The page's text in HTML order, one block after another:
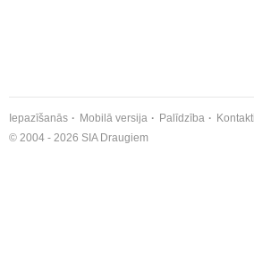
Iepazīšanās Mobilā versija Palīdzība Kontakti
© 2004 - 2026 SIA Draugiem